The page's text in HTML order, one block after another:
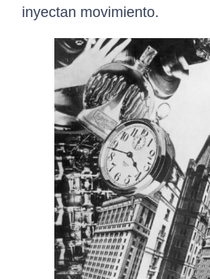
inyectan movimiento.